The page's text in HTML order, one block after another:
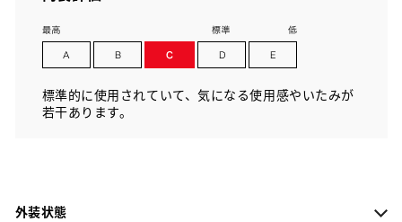
標準的に使用されていて、気になる使用感やいたみが
若干あります。
外装状態